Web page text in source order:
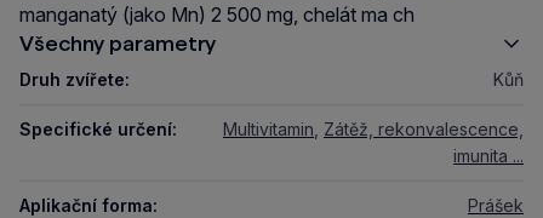
manganatý (jako Mn) 2 500 mg, chelát ma ch
Všechny parametry
Druh zvířete: Kůň
Specifické určení: Multivitamin Zátěž, rekonvalescence,
imunita ...
Aplikační forma: Prášek